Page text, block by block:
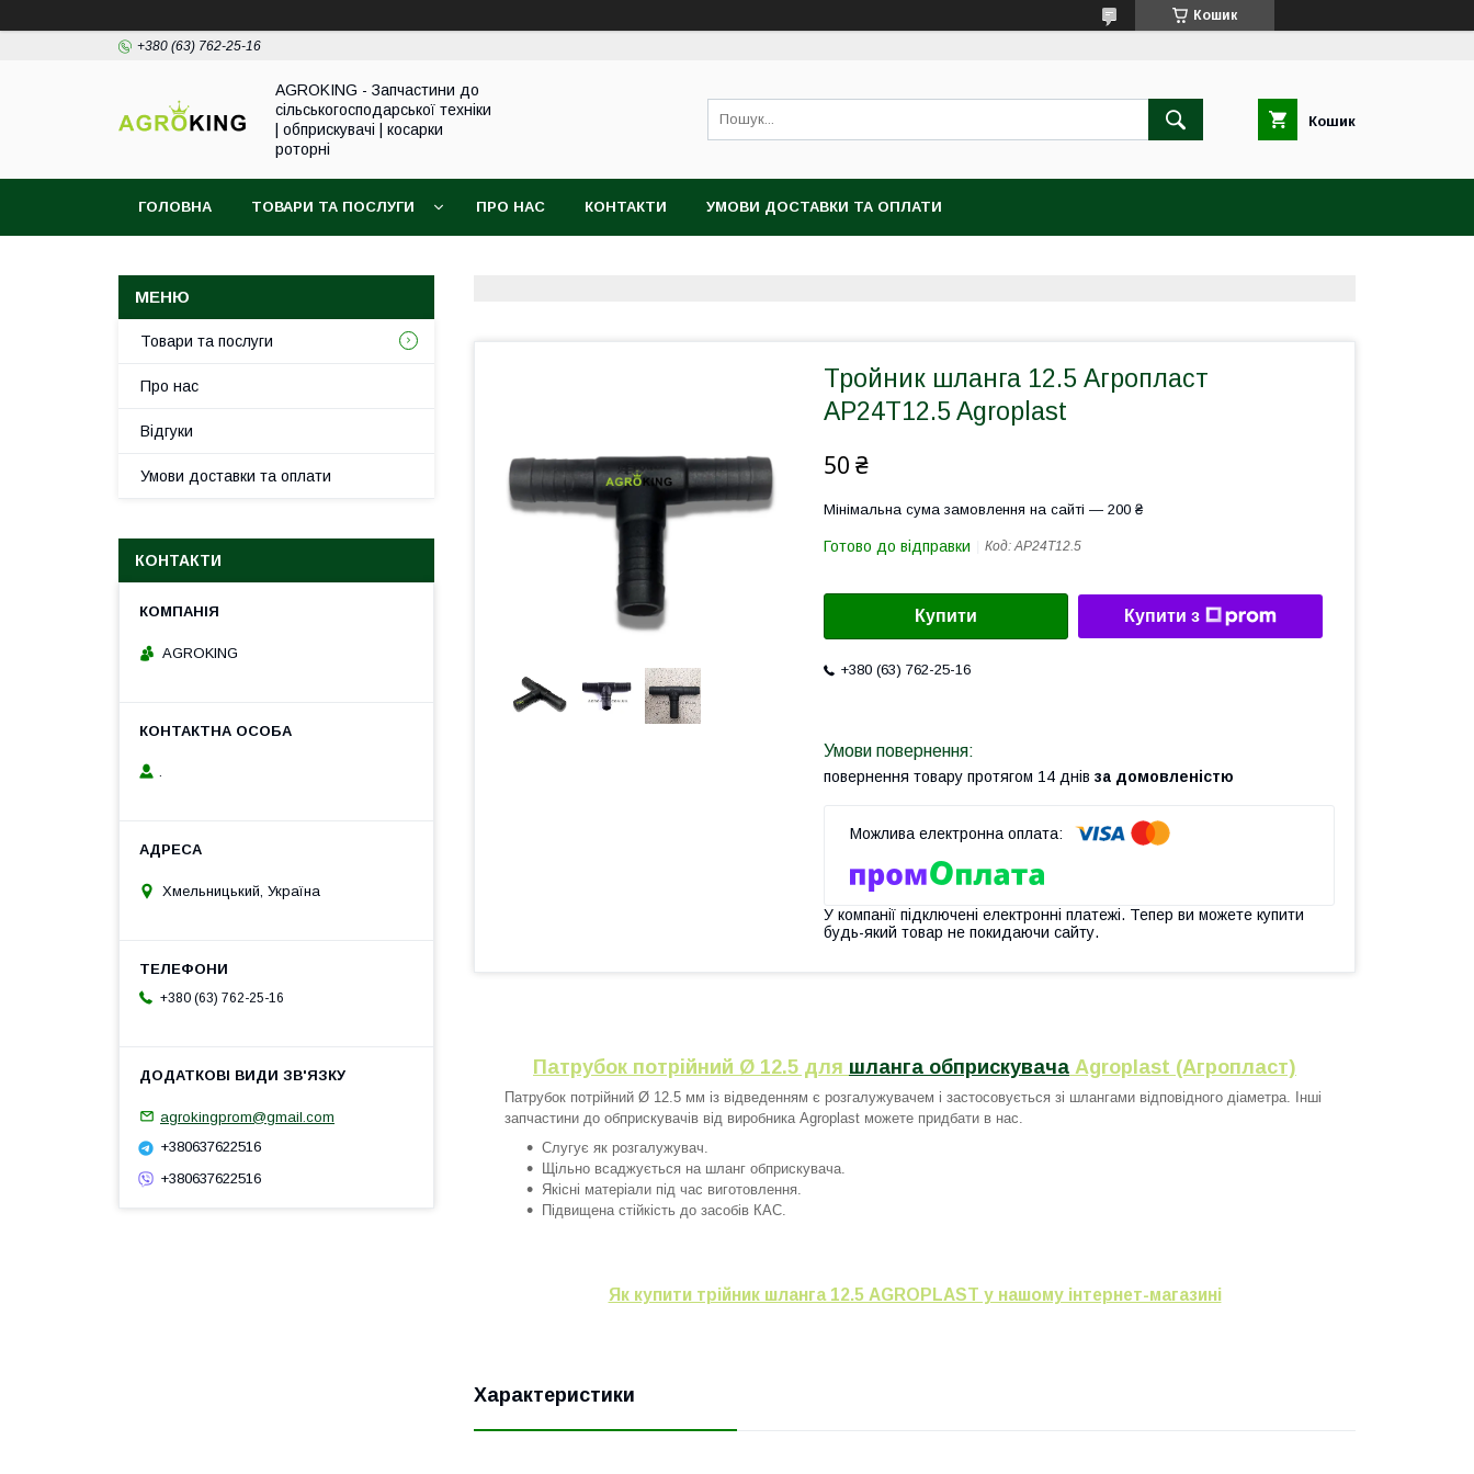
Кошик
+380 (63) 762-25-16
AGROKING - Запчастини до
сільськогосподарської техніки
| обприскувачі | косарки
роторні
Кошик
ГОЛОВНА ТОВАРИ ТА ПОСЛУГИ ПРО НАС КОНТАКТИ УМОВИ ДОСТАВКИ ТА ОПЛАТИ
Тройник шланга 12.5 Агропласт
AP24T12.5 Agroplast
50 ₴
Мінімальна сума замовлення на сайті — 200 ₴
Готово до відправки Код:AP24T12.5
Купити Купити з
+380 (63) 762-25-16
повернення товару протягом 14 днів за домовленістю
У компанії підключені електронні платежі. Тепер ви можете купити
будь-який товар не покидаючи сайту.
Патрубок потрійний Ø 12.5 для шланга обприскувача Agroplast (Агропласт)
Патрубок потрійний Ø 12.5 мм із відведенням є розгалужувачем і застосовується зі шлангами відповідного діаметра. Інші
запчастини до обприскувачів від виробника Agroplast можете придбати в нас.
Слугує як розгалужувач.
Щільно всаджується на шланг обприскувача.
Якісні матеріали під час виготовлення.
Підвищена стійкість до засобів КАС.
Як купити трійник шланга 12.5 AGROPLAST у нашому інтернет-магазині
Характеристики
Товари та послуги
Про нас
Відгуки
Умови доставки та оплати
КОНТАКТИ
AGROKING
.
Хмельницький, Україна
+380 (63) 762-25-16
agrokingprom@gmail.com
+380637622516
+380637622516